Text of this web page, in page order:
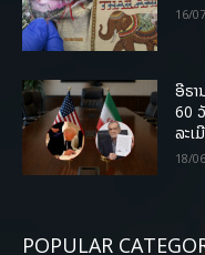
16/
ອີຣາ
60
ລະເ
18/
POPULAR